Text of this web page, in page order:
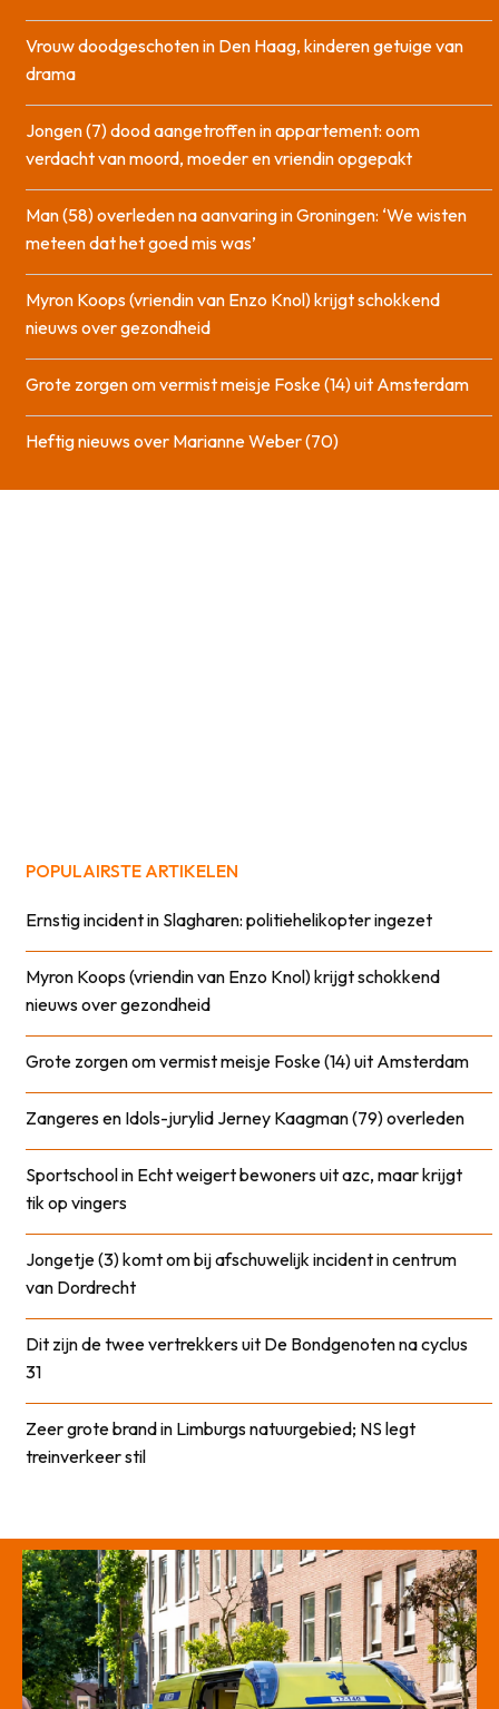
Vrouw doodgeschoten in Den Haag, kinderen getuige van
drama
Jongen (7) dood aangetroffen in appartement: oom
verdacht van moord, moeder en vriendin opgepakt
Man (58) overleden na aanvaring in Groningen: ‘We wisten
meteen dat het goed mis was’
Myron Koops (vriendin van Enzo Knol) krijgt schokkend
nieuws over gezondheid
Grote zorgen om vermist meisje Foske (14) uit Amsterdam
Heftig nieuws over Marianne Weber (70)
POPULAIRSTE ARTIKELEN
Ernstig incident in Slagharen: politiehelikopter ingezet
Myron Koops (vriendin van Enzo Knol) krijgt schokkend
nieuws over gezondheid
Grote zorgen om vermist meisje Foske (14) uit Amsterdam
Zangeres en Idols-jurylid Jerney Kaagman (79) overleden
Sportschool in Echt weigert bewoners uit azc, maar krijgt
tik op vingers
Jongetje (3) komt om bij afschuwelijk incident in centrum
van Dordrecht
Dit zijn de twee vertrekkers uit De Bondgenoten na cyclus
31
Zeer grote brand in Limburgs natuurgebied; NS legt
treinverkeer stil